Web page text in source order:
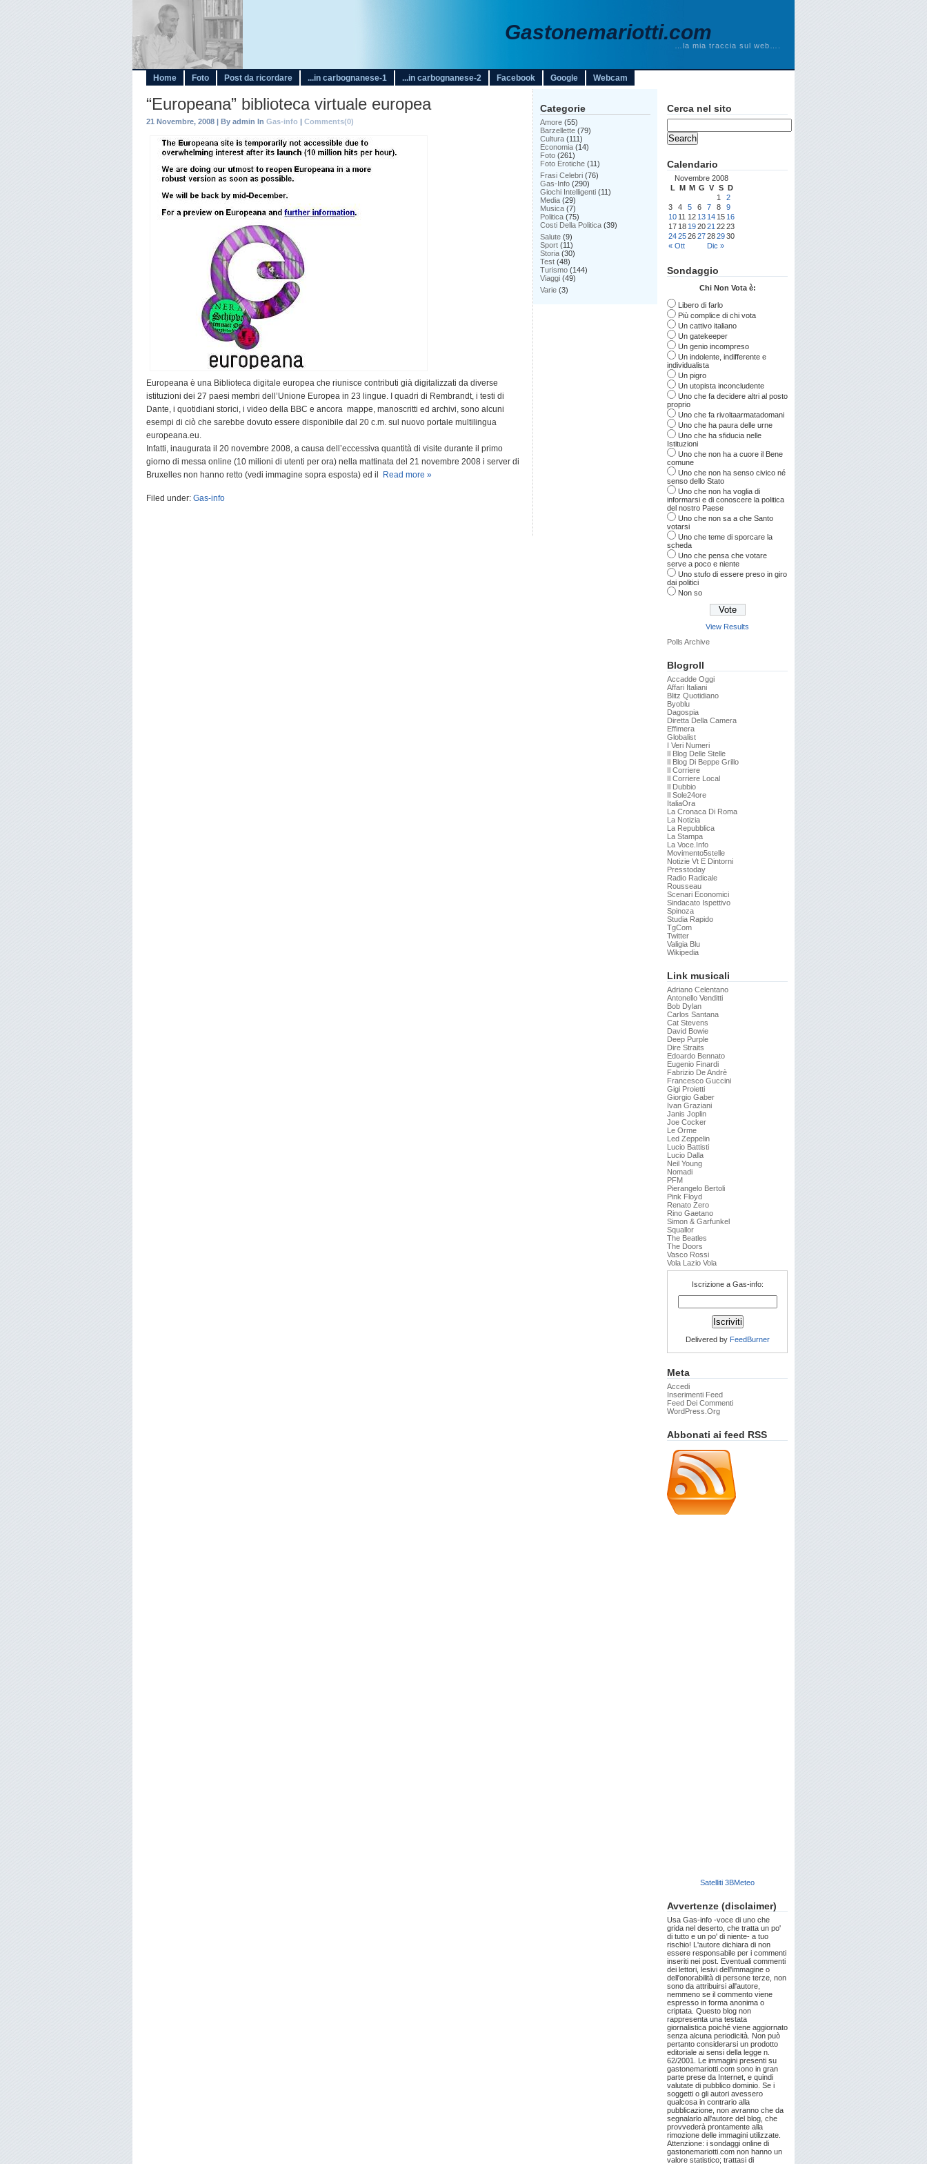
Gastonemariotti.com
…la mia traccia sul web….
Home Foto Post da ricordare ...in carbognanese-1 ...in carbognanese-2 Facebook Google Webcam
“Europeana” biblioteca virtuale europea
21 Novembre, 2008 | By admin In Gas-info | Comments(0)
Europeana è una Biblioteca digitale europea che riunisce contributi già digitalizzati da diverse
istituzioni dei 27 paesi membri dell’Unione Europea in 23 lingue. I quadri di Rembrandt, i testi di
Dante, i quotidiani storici, i video della BBC e ancora mappe, manoscritti ed archivi, sono alcuni
esempi di ciò che sarebbe dovuto essere disponibile dal 20 c.m. sul nuovo portale multilingua
europeana.eu.
Infatti, inaugurata il 20 novembre 2008, a causa dell’eccessiva quantità di visite durante il primo
giorno di messa online (10 milioni di utenti per ora) nella mattinata del 21 novembre 2008 i server di
Bruxelles non hanno retto (vedi immagine sopra esposta) ed il
Read more »
Filed under: Gas-info
Categorie
Amore (55)
Barzellette (79)
Cultura (111)
Economia (14)
Foto (261)
Foto Erotiche (11)
Frasi Celebri (76)
Gas-Info (290)
Giochi Intelligenti (11)
Media (29)
Musica (7)
Politica (75)
Costi Della Politica (39)
Salute (9)
Sport (11)
Storia (30)
Test (48)
Turismo (144)
Viaggi (49)
Varie (3)
Cerca nel sito
Calendario
Novembre 2008
L M M G V S D
« Ott Dic »
1
2
3
4 5 6 7 8
9
10 11 12 13 14 15 16
17 18 192021 2223
24252627282930
Sondaggio
Chi Non Vota è:
Libero di farlo
Più complice di chi vota
Un cattivo italiano
Un gatekeeper
Un genio incompreso
Un indolente, indifferente e
individualista
Un pigro
Un utopista inconcludente
Uno che fa decidere altri al posto
proprio
Uno che fa rivoltaarmatadomani
Uno che ha paura delle urne
Uno che ha sfiducia nelle
Istituzioni
Uno che non ha a cuore il Bene
comune
Uno che non ha senso civico né
senso dello Stato
Uno che non ha voglia di
informarsi e di conoscere la politica
del nostro Paese
Uno che non sa a che Santo
votarsi
Uno che teme di sporcare la
scheda
Uno che pensa che votare
serve a poco e niente
Uno stufo di essere preso in giro
dai politici
Non so
View Results
Polls Archive
Blogroll
Accadde Oggi
Affari Italiani
Blitz Quotidiano
Byoblu
Dagospia
Diretta Della Camera
Effimera
Globalist
I Veri Numeri
Il Blog Delle Stelle
Il Blog Di Beppe Grillo
Il Corriere
Il Corriere Local
Il Dubbio
Il Sole24ore
ItaliaOra
La Cronaca Di Roma
La Notizia
La Repubblica
La Stampa
La Voce.info
Movimento5stelle
Notizie Vt E Dintorni
Presstoday
Radio Radicale
Rousseau
Scenari Economici
Sindacato Ispettivo
Spinoza
Studia Rapido
TgCom
Twitter
Valigia Blu
Wikipedia
Link musicali
Adriano Celentano
Antonello Venditti
Bob Dylan
Carlos Santana
Cat Stevens
David Bowie
Deep Purple
Dire Straits
Edoardo Bennato
Eugenio Finardi
Fabrizio De Andrè
Francesco Guccini
Gigi Proietti
Giorgio Gaber
Ivan Graziani
Janis Joplin
Joe Cocker
Le Orme
Led Zeppelin
Lucio Battisti
Lucio Dalla
Neil Young
Nomadi
PFM
Pierangelo Bertoli
Pink Floyd
Renato Zero
Rino Gaetano
Simon & Garfunkel
Squallor
The Beatles
The Doors
Vasco Rossi
Vola Lazio Vola
Iscrizione a Gas-info:
Delivered by FeedBurner
Meta
Accedi
Inserimenti Feed
Feed Dei Commenti
WordPress.org
Abbonati ai feed RSS
Satelliti 3BMeteo
Avvertenze (disclaimer)
Usa Gas-info -voce di uno che
grida nel deserto, che tratta un po'
di tutto e un po' di niente- a tuo
rischio! L'autore dichiara di non
essere responsabile per i commenti
inseriti nei post. Eventuali commenti
dei lettori, lesivi dell'immagine o
dell'onorabilità di persone terze, non
sono da attribuirsi all'autore,
nemmeno se il commento viene
espresso in forma anonima o
criptata. Questo blog non
rappresenta una testata
giornalistica poiché viene aggiornato
senza alcuna periodicità. Non può
pertanto considerarsi un prodotto
editoriale ai sensi della legge n.
62/2001. Le immagini presenti su
gastonemariotti.com sono in gran
parte prese da Internet, e quindi
valutate di pubblico dominio. Se i
soggetti o gli autori avessero
qualcosa in contrario alla
pubblicazione, non avranno che da
segnalarlo all'autore del blog, che
provvederà prontamente alla
rimozione delle immagini utilizzate.
Attenzione: i sondaggi online di
gastonemariotti.com non hanno un
valore statistico; trattasi di